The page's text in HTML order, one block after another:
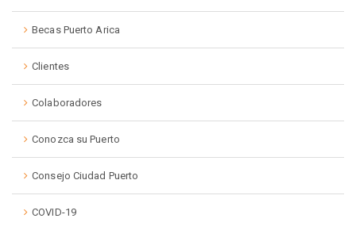
Becas Puerto Arica
Clientes
Colaboradores
Conozca su Puerto
Consejo Ciudad Puerto
COVID-19